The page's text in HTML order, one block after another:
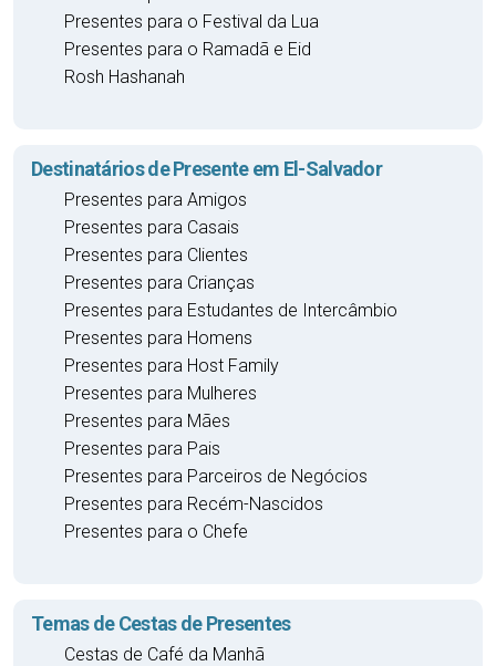
Presentes para o Festival da Lua
Presentes para o Ramadã e Eid
Rosh Hashanah
Destinatários de Presente em El-Salvador
Presentes para Amigos
Presentes para Casais
Presentes para Clientes
Presentes para Crianças
Presentes para Estudantes de Intercâmbio
Presentes para Homens
Presentes para Host Family
Presentes para Mulheres
Presentes para Mães
Presentes para Pais
Presentes para Parceiros de Negócios
Presentes para Recém-Nascidos
Presentes para o Chefe
Temas de Cestas de Presentes
Cestas de Café da Manhã